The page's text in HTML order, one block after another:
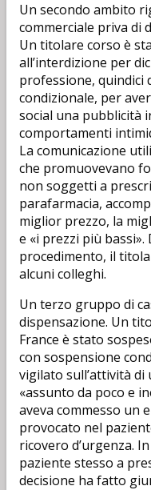
Un secondo ambito
commerciale priva di
Un titolare corso è
all’interdizione per
professione, quindici
condizionale, per
social una pubblicità
comportamenti
La comunicazione
che promuovevano
non soggetti a
parafarmacia,
miglior prezzo, la
e «i prezzi più bassi».
procedimento, il
alcuni colleghi.
Un terzo gruppo di
dispensazione. Un
France è stato
con sospensione
vigilato sull’attività
«assunto da poco e
aveva commesso un
provocato nel
ricovero d’urgenza.
paziente stesso a
decisione ha fatto